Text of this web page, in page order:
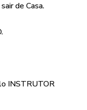
de Casa.
INSTRUTOR